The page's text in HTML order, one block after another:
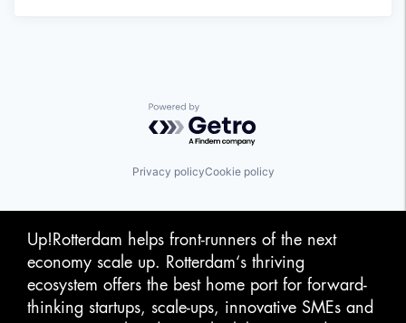
Powered by Getro.com
Privacy policyCookie policy
Up!Rotterdam helps front-runners of the next
economy scale up. Rotterdam‘s thriving
ecosystem offers the best home port for forward-
thinking startups, scale-ups, innovative SMEs and